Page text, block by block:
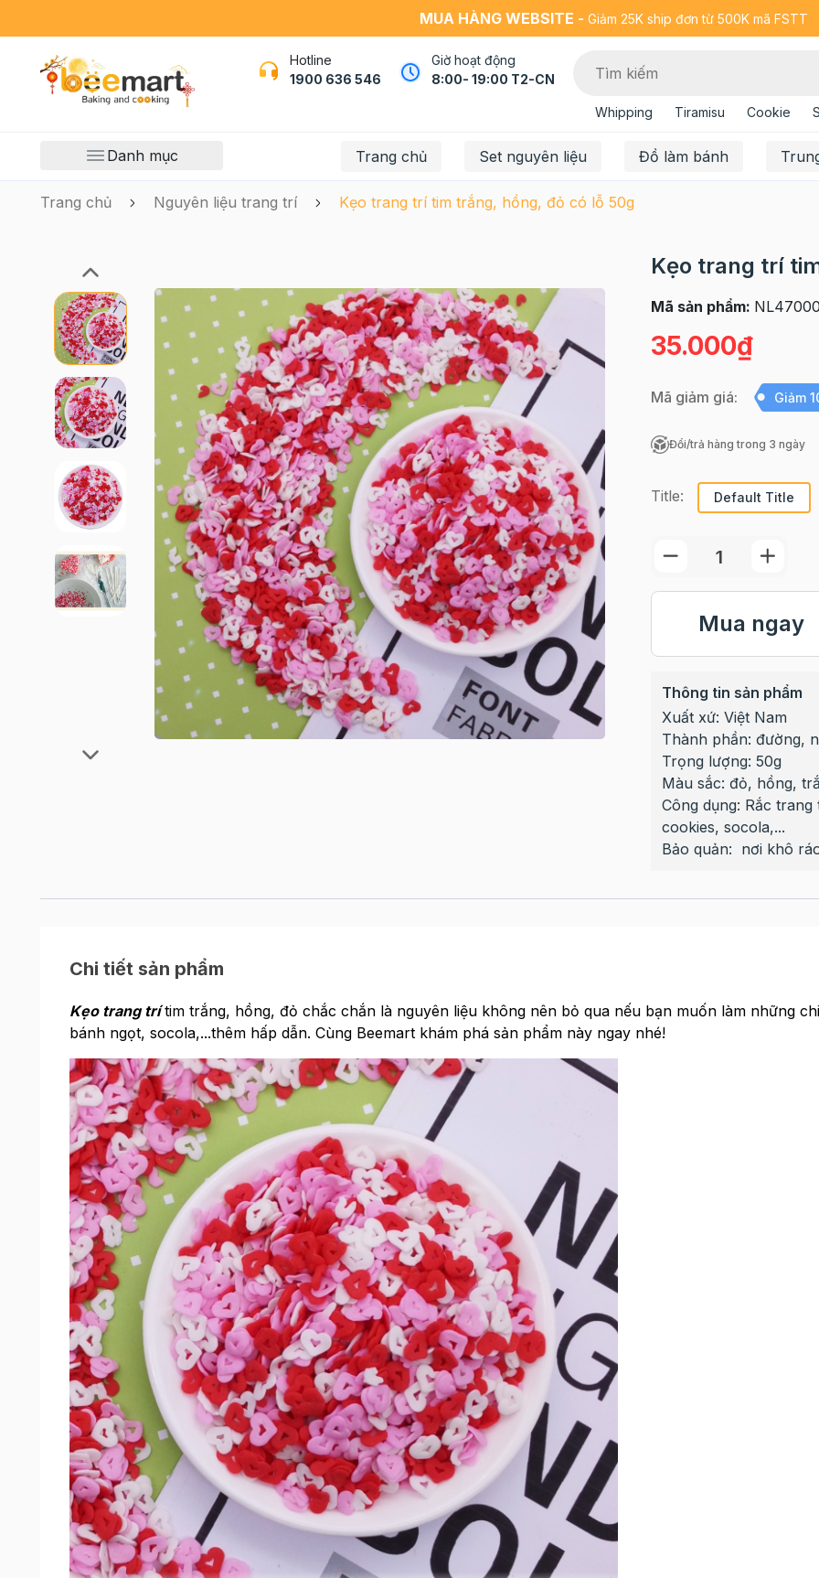
MUA HÀNG WEBSITE - Giảm 25K ship đơn từ 500K mã FSTT
Hotline
1900 636 546
Giờ hoạt động
8:00- 19:00 T2-CN
Whipping Tiramisu Cookie
Danh mục Trang chủ Set nguyên liệu Đồ làm bánh
Trang chủ Nguyên liệu trang trí Kẹo trang trí tim trắng, hồng, đỏ có lỗ 50g
Kẹo trang trí
Mã sản phẩm:
35.000₫
Mã giảm giá: Giảm
Đổi/trả hàng trong 3 ngày
Title: Default Title
Mua ngay
Thông tin sản phẩm
Xuất xứ: Việt Nam
Thành phần: đường,
Trọng lượng: 50g
Màu sắc: đỏ, hồng,
Công dụng: Rắc
cookies, socola,...
Bảo quản: nơi khô
Chi tiết sản phẩm
Kẹo trang trítim trắng, hồng, đỏ chắc chắn là nguyên liệu không nên bỏ qua nếu bạn muốn làm những
bánh ngọt, socola,...thêm hấp dẫn. Cùng Beemart khám phá sản phẩm này ngay nhé!